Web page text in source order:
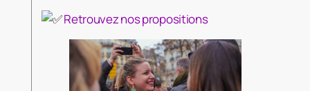
Retrouvez nos propositions